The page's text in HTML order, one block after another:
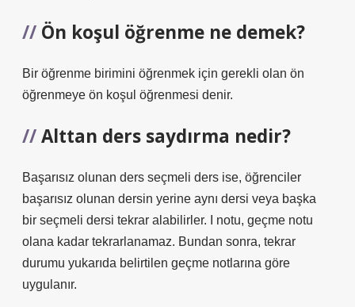
Ön koşul öğrenme ne demek?
Bir öğrenme birimini öğrenmek için gerekli olan ön
öğrenmeye ön koşul öğrenmesi denir.
Alttan ders saydırma nedir?
Başarısız olunan ders seçmeli ders ise, öğrenciler
başarısız olunan dersin yerine aynı dersi veya başka
bir seçmeli dersi tekrar alabilirler. I notu, geçme notu
olana kadar tekrarlanamaz. Bundan sonra, tekrar
durumu yukarıda belirtilen geçme notlarına göre
uygulanır.